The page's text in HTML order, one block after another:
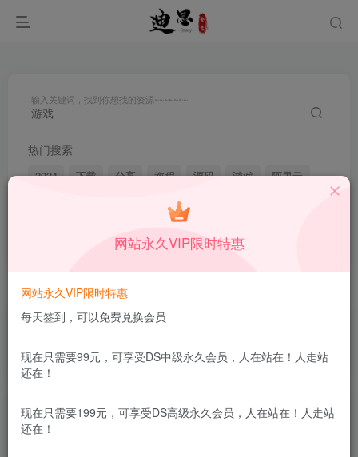
输入关键词，找到你想找的资源~~~~~~~
热门搜索
2024 下载 分享 教程 源码 游戏
阿里云
搜索游戏，共找到579个文章
文章 用户 商品
排序 最新 热门 点赞 评论 收藏 销量
DCSHOP自动发卡商城用户可开通分
店分销，支持实物发货，自带博客功能
网站永久VIP限时特惠
网站永久VIP限时特惠
每天签到，可以免费兑换会员
现在只需要99元，可享受DS中级永久会员，人在站在！人走站
还在！
现在只需要199元，可享受DS高级永久会员，人在站在！人走站
还在！